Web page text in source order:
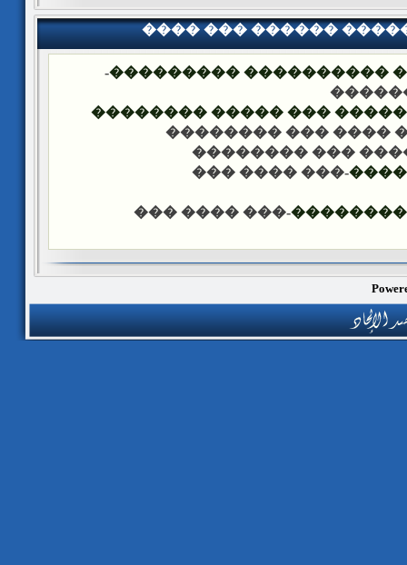
���� ��� ������
�������� �� ���
-
���
���� ����� �������� ���
-��� ���� ���
-��� ���� ���
-��� ���� ���
������
-��� ���� ���